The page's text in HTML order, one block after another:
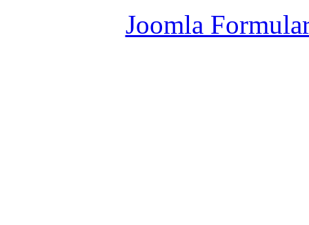
Joomla